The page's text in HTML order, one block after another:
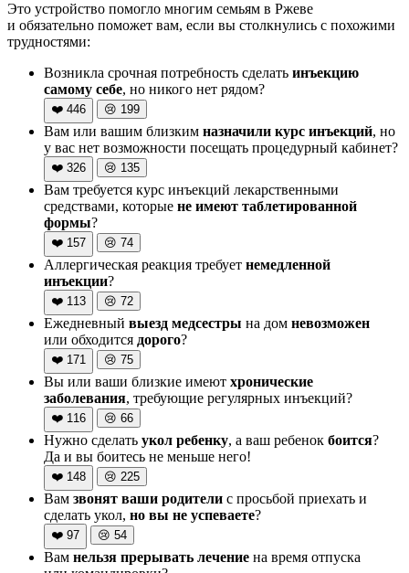
Это устройство помогло многим семьям в Ржеве
и обязательно поможет вам, если вы столкнулись с похожими
трудностями:
Возникла срочная потребность сделать инъекцию
самому себе, но никого нет рядом?
❤️ 446 😢 199
Вам или вашим близким назначили курс инъекций, но
у вас нет возможности посещать процедурный кабинет?
❤️ 326 😢 135
Вам требуется курс инъекций лекарственными
средствами, которые не имеют таблетированной
формы?
❤️ 157 😢 74
Аллергическая реакция требует немедленной
инъекции?
❤️ 113 😢 72
Ежедневный выезд медсестры на дом невозможен
или обходится дорого?
❤️ 171 😢 75
Вы или ваши близкие имеют хронические
заболевания, требующие регулярных инъекций?
❤️ 116 😢 66
Нужно сделать укол ребенку, а ваш ребенок боится?
Да и вы боитесь не меньше него!
❤️ 148 😢 225
Вам звонят ваши родители с просьбой приехать и
сделать укол, но вы не успеваете?
❤️ 97 😢 54
Вам нельзя прерывать лечение на время отпуска